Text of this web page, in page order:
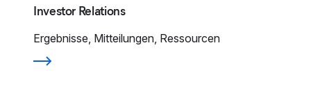
Investor Relations
Ergebnisse, Mitteilungen, Ressourcen